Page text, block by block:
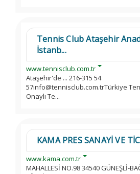
Tennis Club Ataşehir
İstanb...
www.tennisclub.com.tr
Ataşehir'de ... 216-315 54
57info@tennisclub.com.trTürkiye
Onaylı Te...
KAMA PRES SANAYİ VE
www.kama.com.tr
MAHALLESİ NO.98 34540 GÜNEŞLİ-